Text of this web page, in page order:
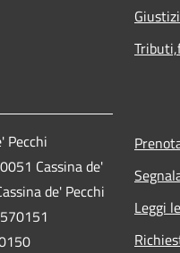
Pecchi
Cassina de'
de' Pecchi
Leggi